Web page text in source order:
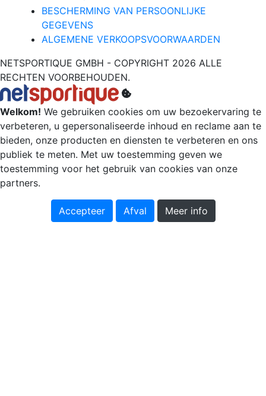
BESCHERMING VAN PERSOONLIJKE
GEGEVENS
ALGEMENE VERKOOPSVOORWAARDEN
NETSPORTIQUE GMBH - COPYRIGHT 2026 ALLE
RECHTEN VOORBEHOUDEN.
Welkom! We gebruiken cookies om uw bezoekervaring te
verbeteren, u gepersonaliseerde inhoud en reclame aan te
bieden, onze producten en diensten te verbeteren en ons
publiek te meten. Met uw toestemming geven we
toestemming voor het gebruik van cookies van onze
partners.
Accepteer Afval Meer info